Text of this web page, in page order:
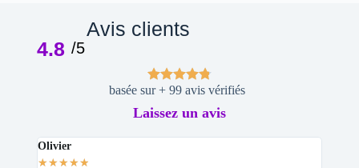
Avis clients
4.8 /5
basée sur + 99 avis vérifiés
Laissez un avis
Olivier
★★★★★